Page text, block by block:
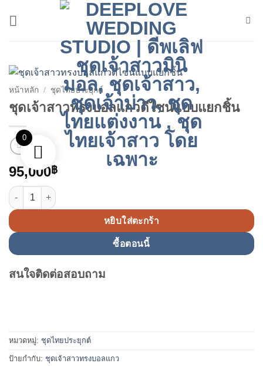
หน้าหลัก / ชุดไทยประยุกต์
ชุดเจ้าสาวทรงบอลแกวดีไซน์แบบแยกชิ้น
95,000฿
จำนวน ชุดเจ้าสาวทรงบอลแกวดีไซน์แบบแยกชิ้น ชิ้น
หยิบใส่ตะกร้า
ซื้อตอนนี้
สนใจติดต่อสอบถาม
หมวดหมู่: ชุดไทยประยุกต์
ป้ายกำกับ: ชุดเจ้าสาวทรงบอลแกว
0